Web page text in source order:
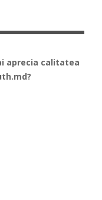
aprecia calitatea